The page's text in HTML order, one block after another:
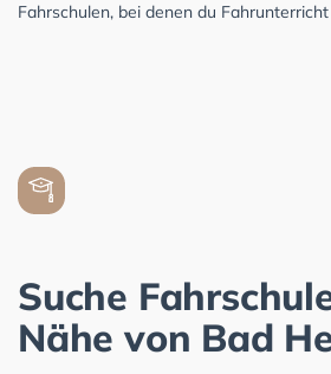
Fahrschulen, bei denen du
Suche
Nähe von Bad